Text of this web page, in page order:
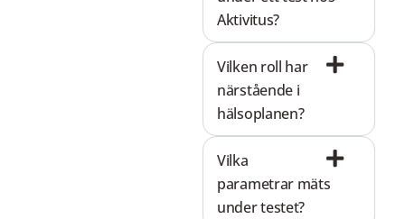
Aktivitus?
Vilken roll har
närstående i
hälsoplanen?
Vilka
parametrar mäts
under testet?